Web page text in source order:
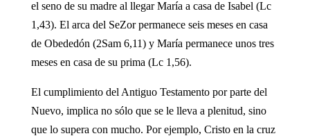
el seno de su madre al llegar María a casa de Isabel (Lc
1,43). El arca del SeZor permanece seis meses en casa
de Obededón (2Sam 6,11) y María permanece unos tres
meses en casa de su prima (Lc 1,56).
El cumplimiento del Antiguo Testamento por parte del
Nuevo, implica no sólo que se le lleva a plenitud, sino
que lo supera con mucho. Por ejemplo, Cristo en la cruz